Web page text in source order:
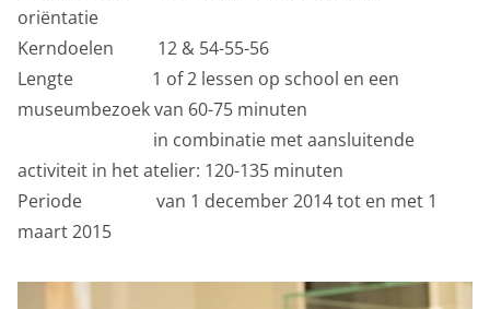
onderwijs
over het museum
oriëntatie
Kerndoelen 12 & 54-55-56
Lengte 1 of 2 lessen op school en een
museumbezoek van 60-75 minuten
in combinatie met aansluitende
activiteit in het atelier: 120-135 minuten
Periode van 1 december 2014 tot en met 1
maart 2015
Privacy opties
Dankzij cookies hoef je niet steeds dezelfde
informatie in te voeren wanneer je onze site bekijkt.
Ze geven ons ook inzicht hoe je onze site bekijkt. Zo
kunnen wij deze steeds beter maken.
Functionele cookies